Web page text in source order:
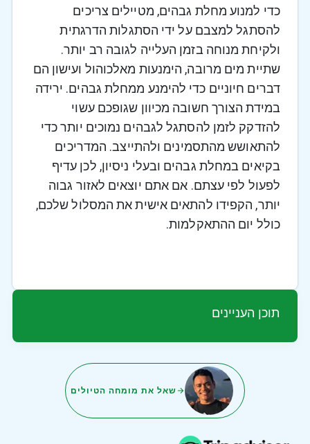
כדי למנוע מחלת גבהים, מטיילים צריכים
להסתגל למצבם על ידי הסתגלות הדרגתית
ולקיחת מנוחה בזמן העלייה לגובה רב יותר.
שתיית מים מרובה, הימנעות מאלכוהול ועישון הם
דברים חיוניים כדי להימנע ממחלת גבהים. ירידה
במידת הצורך חשובה מכיוון שגופכם עשוי
להזדקק לזמן להסתגל לגבהים נמוכים יותר כדי
להתאושש מהתסמינים ולהתייצב. המדריכים
בקיאים במחלת גבהים ובעלי ניסיון, לכן עדיף
לפעול לפי עצתם. אם אתם יוצאים לאזור גבוה
יותר, הקפידו להתאים אישית את המסלול שלכם,
כולל יום ההתאקלמות.
תוכן העניינים
שאל את מומחה הטיולים